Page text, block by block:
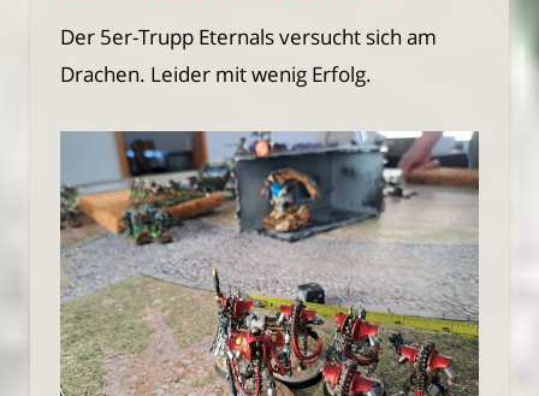
Der 5er-Trupp Eternals versucht sich am
Drachen. Leider mit wenig Erfolg.